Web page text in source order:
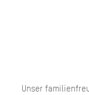
Unser